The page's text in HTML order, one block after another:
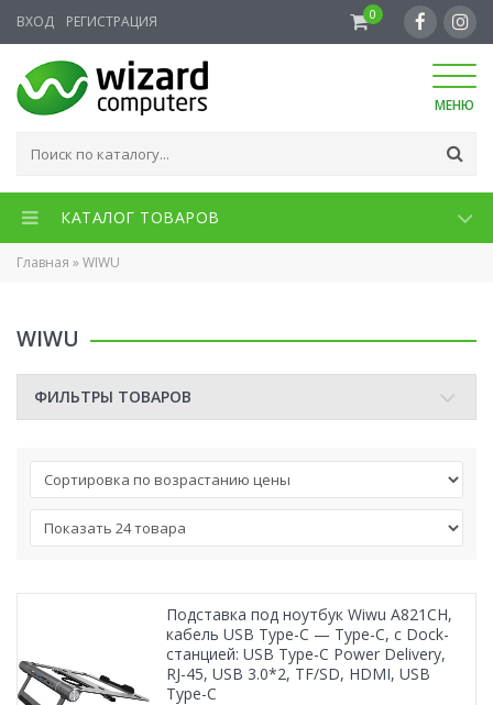
ВХОД РЕГИСТРАЦИЯ 0
МЕНЮ
КАТАЛОГ ТОВАРОВ
Главная »WIWU
WIWU
ФИЛЬТРЫ ТОВАРОВ
Подставка под ноутбук Wiwu A821CH,
кабель USB Type-C — Type-C, с Dock-
станцией: USB Type-C Power Delivery,
RJ-45, USB 3.0*2, TF/SD, HDMI, USB
Type-C